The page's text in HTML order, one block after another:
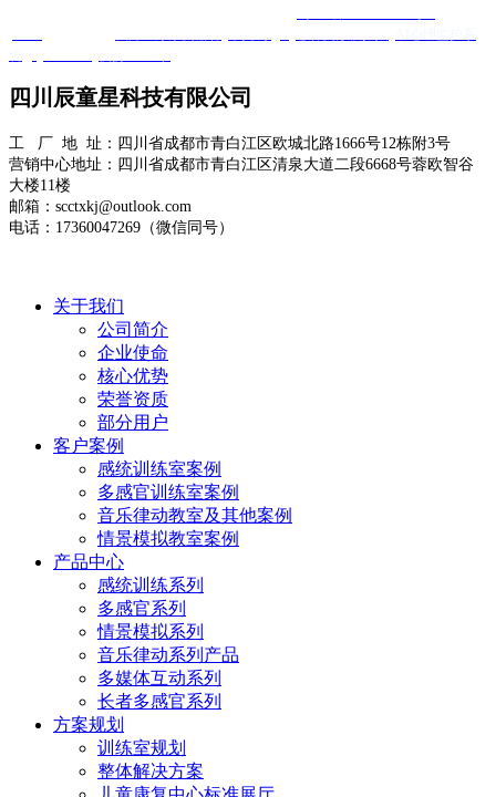
四川辰童星科技有限公司
工 厂 地 址：四川省成都市青白江区欧城北路1666号12栋附3号
营销中心地址：四川省成都市青白江区清泉大道二段6668号蓉欧智谷
大楼11楼
邮箱：scctxkj@outlook.com
电话：17360047269（微信同号）
关于我们
公司简介
企业使命
核心优势
荣誉资质
部分用户
客户案例
感统训练室案例
多感官训练室案例
音乐律动教室及其他案例
情景模拟教室案例
产品中心
感统训练系列
多感官系列
情景模拟系列
音乐律动系列产品
多媒体互动系列
长者多感官系列
方案规划
训练室规划
整体解决方案